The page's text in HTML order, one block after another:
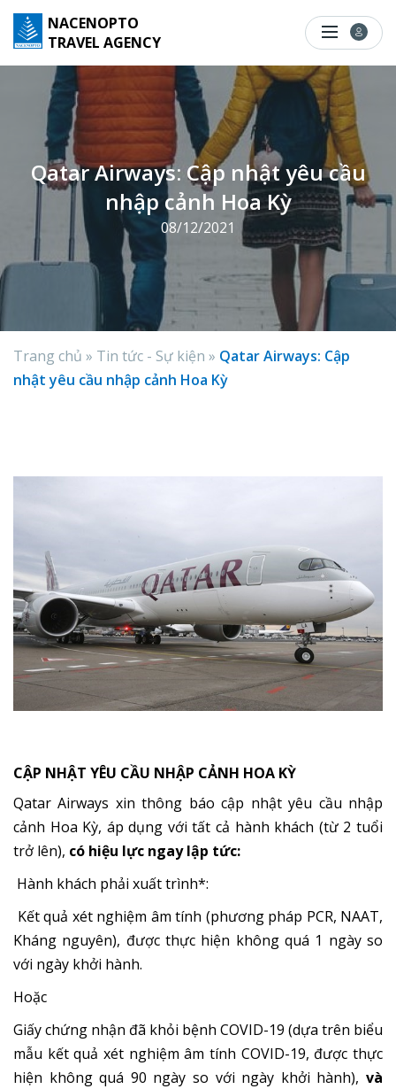
n
NACENOPTO
TRAVEL AGENCY
Qatar Airways: Cập nhật yêu cầu
nhập cảnh Hoa Kỳ
08/12/2021
Trang chủ » Tin tức - Sự kiện » Qatar Airways: Cập
nhật yêu cầu nhập cảnh Hoa Kỳ
CẬP NHẬT YÊU CẦU NHẬP CẢNH HOA KỲ
Qatar Airways xin thông báo cập nhật yêu cầu nhập
cảnh Hoa Kỳ, áp dụng với tất cả hành khách (từ 2 tuổi
trở lên), có hiệu lực ngay lập tức:
Hành khách phải xuất trình*:
Kết quả xét nghiệm âm tính (phương pháp PCR, NAAT,
Kháng nguyên), được thực hiện không quá 1 ngày so
với ngày khởi hành.
Hoặc
Giấy chứng nhận đã khỏi bệnh COVID-19 (dựa trên biểu
mẫu kết quả xét nghiệm âm tính COVID-19, được thực
hiện không quá 90 ngày so với ngày khởi hành), và